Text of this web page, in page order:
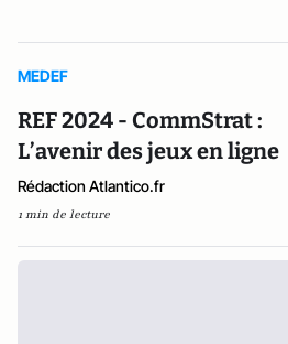
MEDEF
REF 2024 - CommStrat :
L’avenir des jeux en ligne
Rédaction Atlantico.fr
1 min de lecture